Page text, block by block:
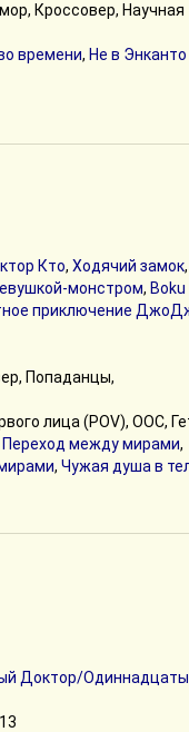
Кроссовер, Научная
времени, Не в Энканто
Кто, Ходячий замок,
монстром, Boku
приключение
Попаданцы,
лица (POV), ООС,
Переход между мирами,
, Чужая душа в
Доктор/